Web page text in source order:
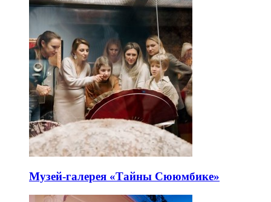
Музей-галерея «Тайны Сююмбике»